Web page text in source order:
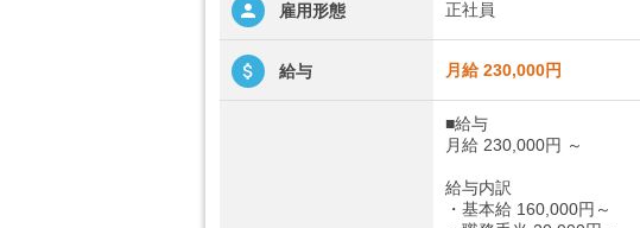
雇用形態 正社員
給与 月給 230,000円
■給与
月給 230,000円 ～
給与内訳
・基本給 160,000円～